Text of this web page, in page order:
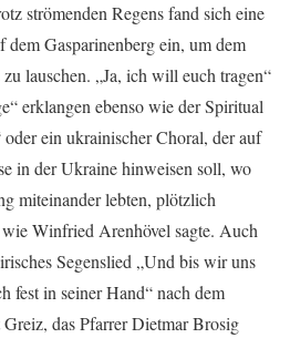
strömenden Regens fand sich eine
Gasparinenberg ein, um dem
lauschen. „Ja, ich will euch tragen“
erklangen ebenso wie der Spiritual
ein ukrainischer Choral, der auf
in der Ukraine hinweisen soll, wo
miteinander lebten, plötzlich
Winfried Arenhövel sagte. Auch
Segenslied „Und bis wir uns
fest in seiner Hand“ nach dem
Greiz, das Pfarrer Dietmar Brosig